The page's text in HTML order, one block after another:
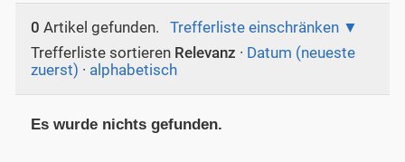
0 Artikel gefunden.
Trefferliste einschränken
Trefferliste sortieren Relevanz · Datum (neueste
zuerst) · alphabetisch
Es wurde nichts gefunden.